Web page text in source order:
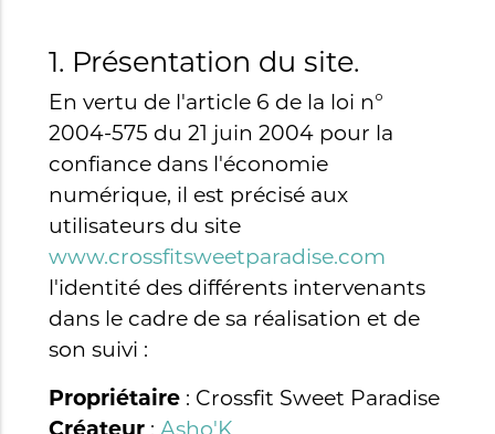
1. Présentation du site.
En vertu de l'article 6 de la loi n°
2004-575 du 21 juin 2004 pour la
confiance dans l'économie
numérique, il est précisé aux
utilisateurs du site
www.crossfitsweetparadise.com
l'identité des différents intervenants
dans le cadre de sa réalisation et de
son suivi :
Propriétaire : Crossfit Sweet Paradise